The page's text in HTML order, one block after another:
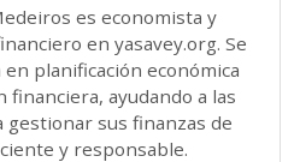
es economista y
en yasavey.org. Se
en planificación económica
financiera, ayudando a las
gestionar sus finanzas de
y responsable.